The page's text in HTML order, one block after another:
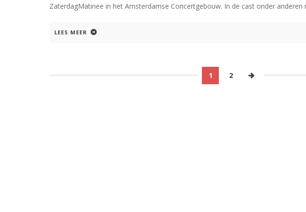
ZaterdagMatinee in het Amsterdamse Concertgebouw. In de cast onder anderen
LEES MEER
1 2